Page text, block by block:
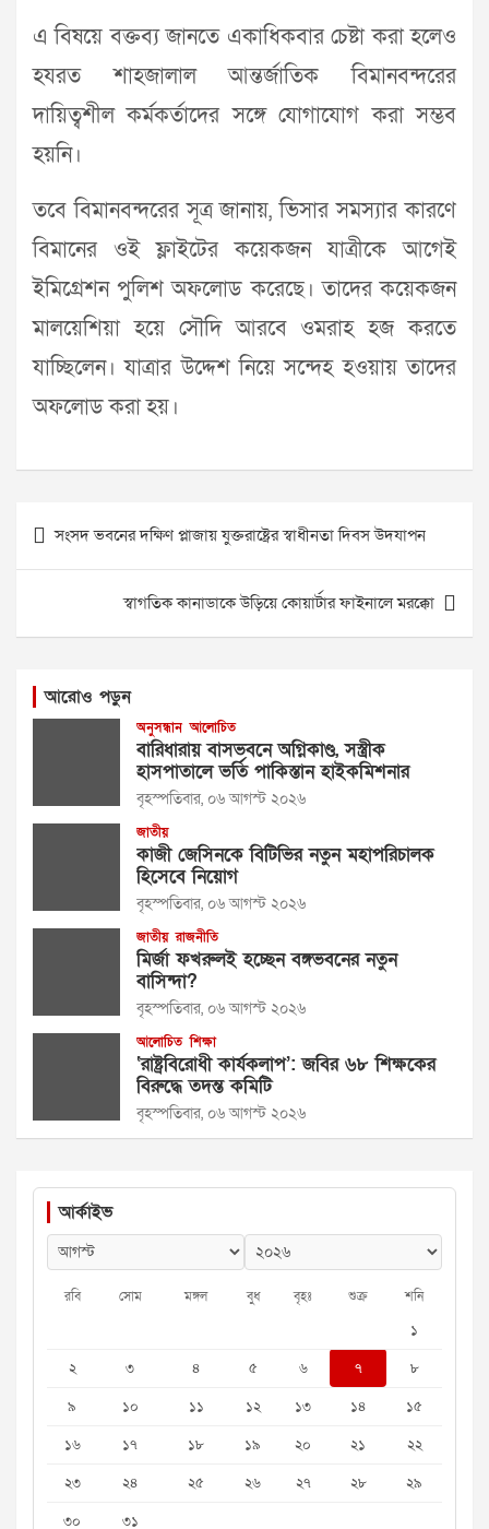
এ বিষয়ে বক্তব্য জানতে একাধিকবার চেষ্টা করা হলেও
হযরত শাহজালাল আন্তর্জাতিক বিমানবন্দরের
দায়িত্বশীল কর্মকর্তাদের সঙ্গে যোগাযোগ করা সম্ভব
হয়নি।
তবে বিমানবন্দরের সূত্র জানায়, ভিসার সমস্যার কারণে
বিমানের ওই ফ্লাইটের কয়েকজন যাত্রীকে আগেই
ইমিগ্রেশন পুলিশ অফলোড করেছে। তাদের কয়েকজন
মালয়েশিয়া হয়ে সৌদি আরবে ওমরাহ হজ করতে
যাচ্ছিলেন। যাত্রার উদ্দেশ নিয়ে সন্দেহ হওয়ায় তাদের
অফলোড করা হয়।
Post
navigation
সংসদ ভবনের দক্ষিণ প্লাজায় যুক্তরাষ্ট্রের স্বাধীনতা দিবস উদযাপন
স্বাগতিক কানাডাকে উড়িয়ে কোয়ার্টার ফাইনালে মরক্কো
আরোও পড়ুন
অনুসন্ধান আলোচিত
বারিধারায় বাসভবনে অগ্নিকাণ্ড, সস্ত্রীক
হাসপাতালে ভর্তি পাকিস্তান হাইকমিশনার
বৃহস্পতিবার, ০৬ আগস্ট ২০২৬
জাতীয়
কাজী জেসিনকে বিটিভির নতুন মহাপরিচালক
হিসেবে নিয়োগ
বৃহস্পতিবার, ০৬ আগস্ট ২০২৬
জাতীয় রাজনীতি
মির্জা ফখরুলই হচ্ছেন বঙ্গভবনের নতুন
বাসিন্দা?
বৃহস্পতিবার, ০৬ আগস্ট ২০২৬
আলোচিত শিক্ষা
‘রাষ্ট্রবিরোধী কার্যকলাপ’: জবির ৬৮ শিক্ষকের
বিরুদ্ধে তদন্ত কমিটি
বৃহস্পতিবার, ০৬ আগস্ট ২০২৬
আর্কাইভ
রবি সোম মঙ্গল বুধ বৃহঃ শুক্র শনি
১
২
৩ ৪ ৫ ৬ ৭
৮
৯
১০ ১১ ১২ ১৩ ১৪
১৫
১৬
১৭ ১৮ ১৯ ২০ ২১
২২
২৩
২৪ ২৫ ২৬ ২৭ ২৮
২৯
৩০
৩১